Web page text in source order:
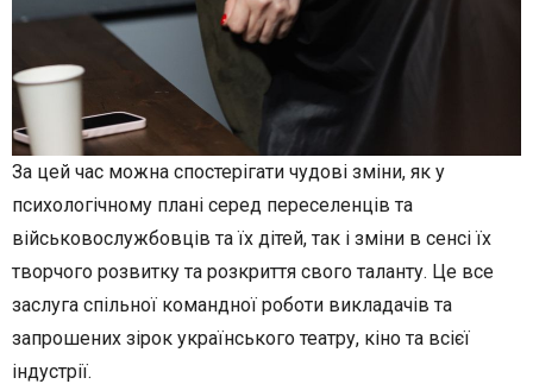
За цей час можна спостерігати чудові зміни, як у
психологічному плані серед переселенців та
військовослужбовців та їх дітей, так і зміни в сенсі їх
творчого розвитку та розкриття свого таланту. Це все
заслуга спільної командної роботи викладачів та
запрошених зірок українського театру, кіно та всієї
індустрії.